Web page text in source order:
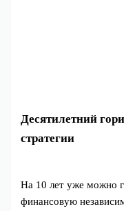
Десятилетний
стратегии
На 10 лет уже можно
финансовую